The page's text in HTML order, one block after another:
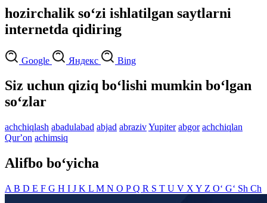
hozirchalik so‘zi ishlatilgan saytlarni
internetda qidiring
Google Яндекс Bing
Siz uchun qiziq bo‘lishi mumkin bo‘lgan
so‘zlar
achchiqlash abadulabad abjad abrazivYupiter abgor achchiqlan
Qurʼon achimsiq
Alifbo bo‘yicha
A B D E F G H I J K L M N O PQ R S T U V X Y Z O‘ G‘ Sh Ch